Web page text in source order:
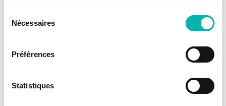
Nécessaires
Préférences
Statistiques